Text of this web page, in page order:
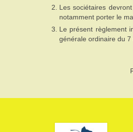
Les sociétaires
notamment porter le
Le présent règlement
générale ordinaire du